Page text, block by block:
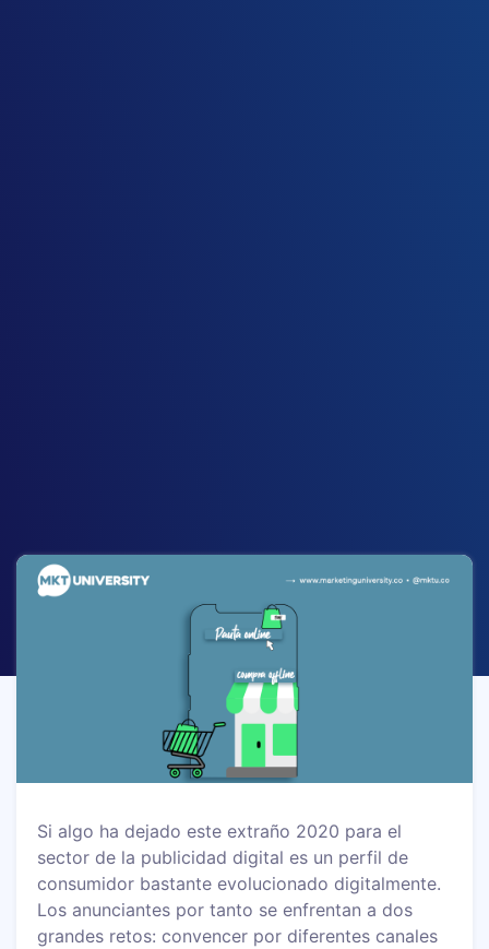
Si algo ha dejado este extraño 2020 para el
sector de la publicidad digital es un perfil de
consumidor bastante evolucionado digitalmente.
Los anunciantes por tanto se enfrentan a dos
grandes retos: convencer por diferentes canales